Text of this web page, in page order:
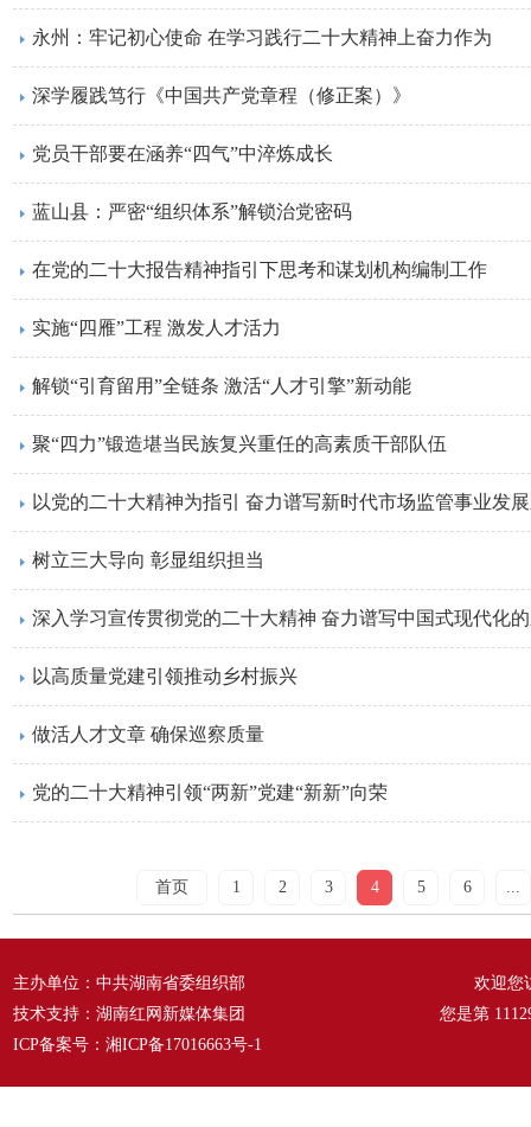
永州：牢记初心使命 在学习践行二十大精神上奋力作为
深学履践笃行《中国共产党章程（修正案）》
党员干部要在涵养“四气”中淬炼成长
蓝山县：严密“组织体系”解锁治党密码
在党的二十大报告精神指引下思考和谋划机构编制工作
实施“四雁”工程 激发人才活力
解锁“引育留用”全链条 激活“人才引擎”新动能
聚“四力”锻造堪当民族复兴重任的高素质干部队伍
以党的二十大精神为指引 奋力谱写新时代市场监管事业发
树立三大导向 彰显组织担当
深入学习宣传贯彻党的二十大精神 奋力谱写中国式现代化
以高质量党建引领推动乡村振兴
做活人才文章 确保巡察质量
党的二十大精神引领“两新”党建“新新”向荣
首页 1 2 3 4 5 6 ...
主办单位：中共湖南省委组织部
技术支持：湖南红网新媒体集团
ICP备案号： 湘ICP备17016663号-1
欢迎您
您是第